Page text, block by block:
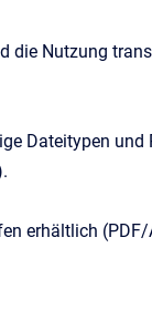
die Nutzung
Dateitypen
erhältlich (PDF/